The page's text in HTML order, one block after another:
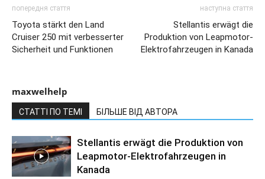
попередня стаття
Toyota stärkt den Land
Cruiser 250 mit verbesserter
Sicherheit und Funktionen
наступна стаття
Stellantis erwägt die
Produktion von Leapmotor-
Elektrofahrzeugen in Kanada
maxwelhelp
СТАТТІ ПО ТЕМІ БІЛЬШЕ ВІД АВТОРА
Stellantis erwägt die Produktion von
Leapmotor-Elektrofahrzeugen in
Kanada